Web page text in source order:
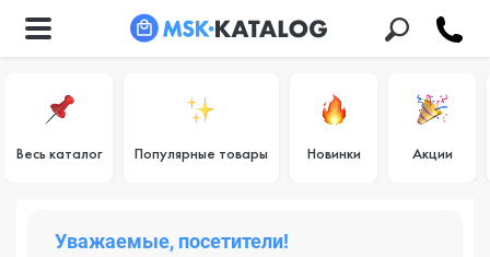
Весь каталог Популярные товары Новинки Акции
Уважаемые, посетители!